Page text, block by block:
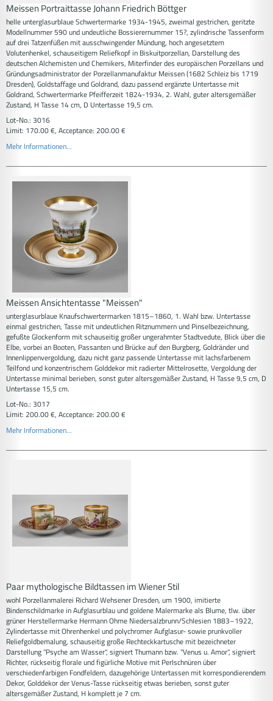
Meissen Portraittasse Johann Friedrich Böttger
helle unterglasurblaue Schwertermarke 1934-1945, zweimal gestrichen, geritzte
Modellnummer 590 und undeutliche Bossierernummer 15?, zylindrische Tassenform
auf drei Tatzenfüßen mit ausschwingender Mündung, hoch angesetztem
Volutenhenkel, schauseitigem Reliefkopf in Biskuitporzellan, Darstellung des
deutschen Alchemisten und Chemikers, Miterfinder des europäischen Porzellans und
Gründungsadministrator der Porzellanmanufaktur Meissen (1682 Schleiz bis 1719
Dresden), Goldstaffage und Goldrand, dazu passend ergänzte Untertasse mit
Goldrand, Schwertermarke Pfeifferzeit 1824-1934, 2. Wahl, guter altersgemäßer
Zustand, H Tasse 14 cm, D Untertasse 19,5 cm.
Lot-No.: 3016
Limit: 170.00 €, Acceptance: 200.00 €
Mehr Informationen...
Meissen Ansichtentasse "Meissen"
unterglasurblaue Knaufschwertermarken 1815–1860, 1. Wahl bzw. Untertasse
einmal gestrichen, Tasse mit undeutlichen Ritznummern und Pinselbezeichnung,
gefußte Glockenform mit schauseitig großer ungerahmter Stadtvedute, Blick über die
Elbe, vorbei an Booten, Passanten und Brücke auf den Burgberg, Goldränder und
Innenlippenvergoldung, dazu nicht ganz passende Untertasse mit lachsfarbenem
Teilfond und konzentrischem Golddekor mit radierter Mittelrosette, Vergoldung der
Untertasse minimal berieben, sonst guter altersgemäßer Zustand, H Tasse 9,5 cm, D
Untertasse 15,5 cm.
Lot-No.: 3017
Limit: 200.00 €, Acceptance: 200.00 €
Mehr Informationen...
Paar mythologische Bildtassen im Wiener Stil
wohl Porzellanmalerei Richard Wehsener Dresden, um 1900, imitierte
Bindenschildmarke in Aufglasurblau und goldene Malermarke als Blume, tlw. über
grüner Herstellermarke Hermann Ohme Niedersalzbrunn/Schlesien 1883–1922,
Zylindertasse mit Ohrenhenkel und polychromer Aufglasur- sowie prunkvoller
Reliefgoldbemalung, schauseitig große Rechteckkartusche mit bezeichneter
Darstellung "Psyche am Wasser", signiert Thumann bzw. "Venus u. Amor", signiert
Richter, rückseitig florale und figürliche Motive mit Perlschnüren über
verschiedenfarbigen Fondfeldern, dazugehörige Untertassen mit korrespondierendem
Dekor, Golddekor der Venus-Tasse rückseitig etwas berieben, sonst guter
altersgemäßer Zustand, H komplett je 7 cm.